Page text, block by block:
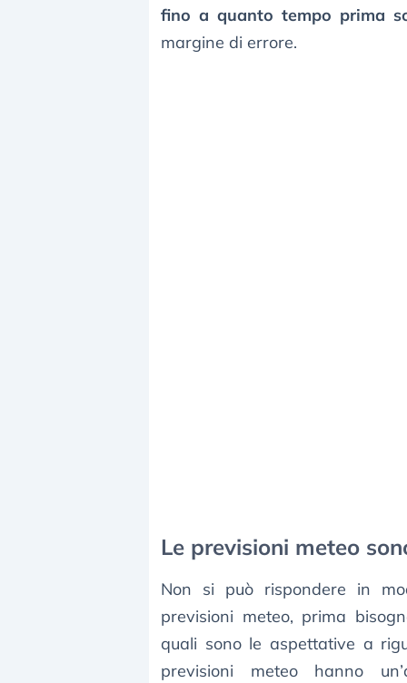
fino a quanto tempo prima
margine di errore.
Le previsioni meteo
Non si può rispondere in
previsioni meteo, prima
quali sono le aspettative a
previsioni meteo hanno